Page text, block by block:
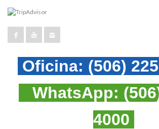
Oficina: (506)
WhatsApp:
4000